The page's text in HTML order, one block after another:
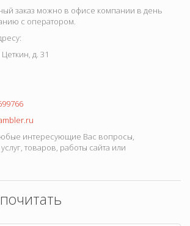
заказ можно в офисе компании в день
с оператором.
д. 31
интересующие Вас вопросы,
товаров, работы сайта или